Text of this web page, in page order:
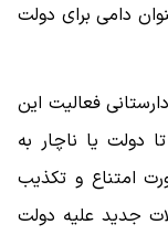
دامی برای دولت
فعالیت این
دولت یا ناچار به
امتناع و تکذیب
جدید علیه دولت